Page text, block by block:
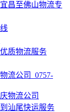
昌至佛山物流专
质物流服务
流公司_0757-
物流公司
汕尾快运服务